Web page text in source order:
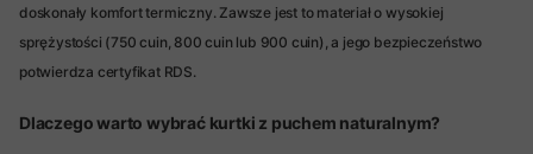
doskonały komfort termiczny. Zawsze jest to materiał o wysokiej
sprężystości (750 cuin, 800 cuin lub 900 cuin), a jego bezpieczeństwo
potwierdza certyfikat RDS.
Dlaczego warto wybrać kurtki z puchem naturalnym?